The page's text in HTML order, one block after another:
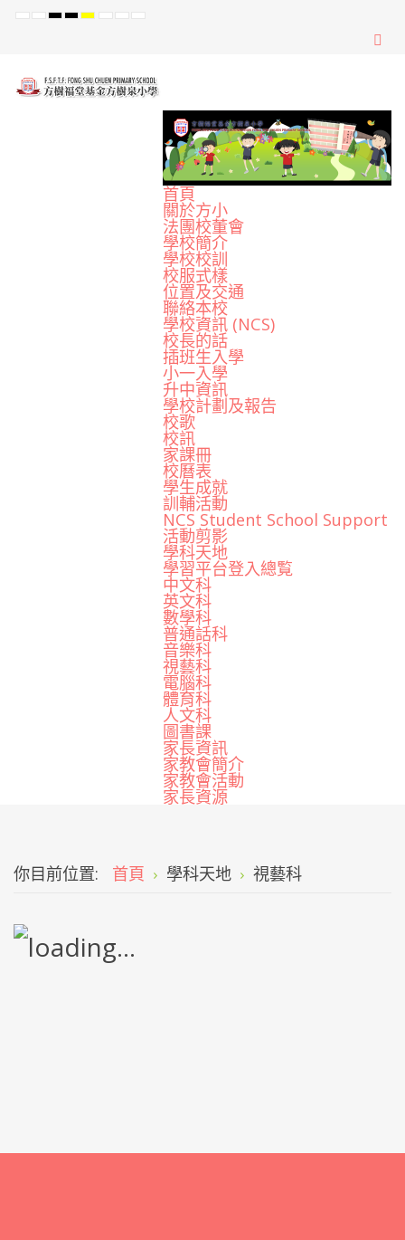
Default
Night
High
mode
High
mode
High
mode
SetSetSet
首頁
關於方小
法團校董會
學校簡介
學校校訓
校服式樣
位置及交通
聯絡本校
學校資訊 (NCS)
校長的話
插班生入學
小一入學
升中資訊
學校計劃及報告
校歌
校訊
家課冊
校曆表
學生成就
訓輔活動
NCS Student School Support
活動剪影
學科天地
學習平台登入總覧
中文科
英文科
數學科
普通話科
音樂科
視藝科
電腦科
體育科
人文科
圖書課
家長資訊
家教會簡介
家教會活動
家長資源
你目前位置: 首頁 學科天地 視藝科